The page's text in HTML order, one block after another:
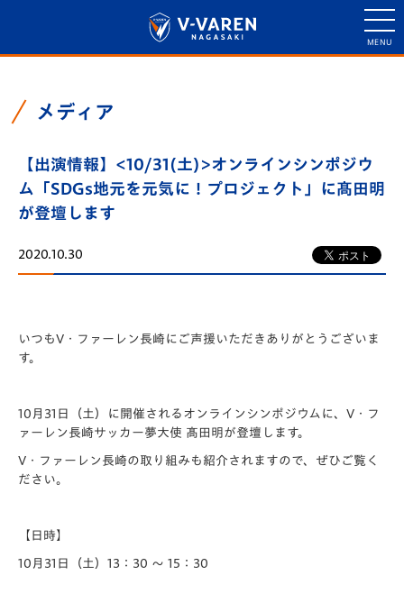
メディア
【出演情報】<10/31(土)>オンラインシンポジウ
ム「SDGs地元を元気に！プロジェクト」に髙田明
が登壇します
2020.10.30
いつもV・ファーレン長崎にご声援いただきありがとうございま
す。
10月31日（土）に開催されるオンラインシンポジウムに、V・フ
ァーレン長崎サッカー夢大使 髙田明が登壇します。
V・ファーレン長崎の取り組みも紹介されますので、ぜひご覧く
ださい。
【日時】
10月31日（土）13：30 ～ 15：30